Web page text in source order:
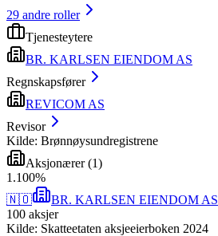
29 andre roller
Tjenesteytere
BR. KARLSEN EIENDOM AS
Regnskapsfører
REVICOM AS
Revisor
Kilde: Brønnøysundregistrene
Aksjonærer(1)
1 .100%
🇳🇴
BR. KARLSEN EIENDOM AS
100 aksjer
Kilde: Skatteetaten aksjeeierboken 2024